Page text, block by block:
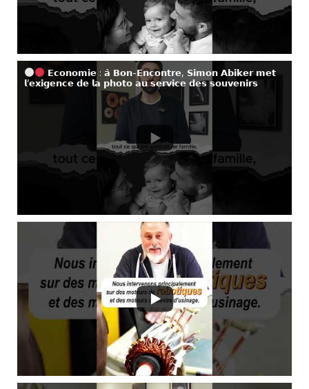
𝗘𝗰𝗼𝗻𝗼𝗺𝗶𝗲 : 𝗮̀ 𝗕𝗼𝗻-𝗘𝗻𝗰𝗼𝗻𝘁𝗿𝗲, 𝗦𝗶𝗺𝗼𝗻 𝗔𝗯𝗶𝗸𝗲𝗿 𝗺𝗲𝘁
𝗹’𝗲𝘅𝗶𝗴𝗲𝗻𝗰𝗲 𝗱𝗲 𝗹𝗮 𝗽𝗵𝗼𝘁𝗼 𝗮𝘂 𝘀𝗲𝗿𝘃𝗶𝗰𝗲 𝗱𝗲𝘀 𝘀𝗼𝘂𝘃𝗲𝗻𝗶𝗿𝘀